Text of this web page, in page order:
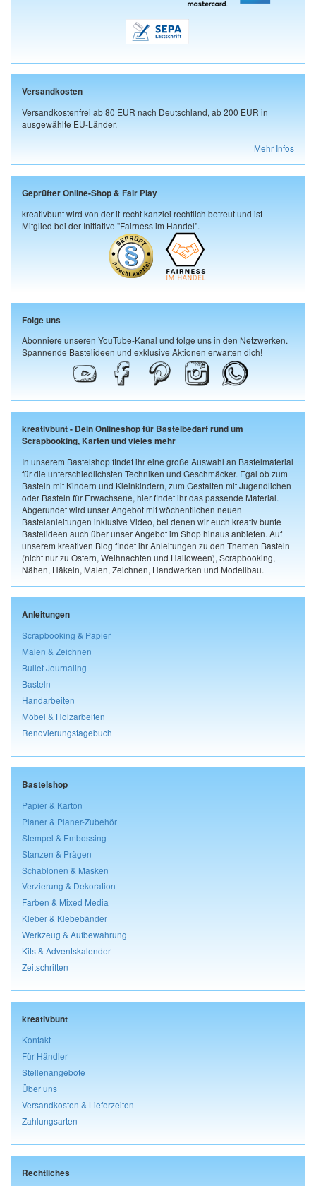
Versandkosten
Versandkostenfrei ab 80 EUR nach Deutschland, ab 200 EUR in
ausgewählte EU-Länder.
Mehr Infos
Geprüfter Online-Shop & Fair Play
kreativbunt wird von der it-recht kanzlei rechtlich betreut und ist
Mitglied bei der Initiative "Fairness im Handel".
Folge uns
Abonniere unseren YouTube-Kanal und folge uns in den Netzwerken.
Spannende Bastelideen und exklusive Aktionen erwarten dich!
kreativbunt - Dein Onlineshop für Bastelbedarf rund um
Scrapbooking, Karten und vieles mehr
In unserem Bastelshop findet ihr eine große Auswahl an Bastelmaterial
für die unterschiedlichsten Techniken und Geschmäcker. Egal ob zum
Basteln mit Kindern und Kleinkindern, zum Gestalten mit Jugendlichen
oder Basteln für Erwachsene, hier findet ihr das passende Material.
Abgerundet wird unser Angebot mit wöchentlichen neuen
Bastelanleitungen inklusive Video, bei denen wir euch kreativ bunte
Bastelideen auch über unser Angebot im Shop hinaus anbieten. Auf
unserem kreativen Blog findet ihr Anleitungen zu den Themen Basteln
(nicht nur zu Ostern, Weihnachten und Halloween), Scrapbooking,
Nähen, Häkeln, Malen, Zeichnen, Handwerken und Modellbau.
Anleitungen
Scrapbooking & Papier
Malen & Zeichnen
Bullet Journaling
Basteln
Handarbeiten
Möbel & Holzarbeiten
Renovierungstagebuch
Bastelshop
Papier & Karton
Planer & Planer-Zubehör
Stempel & Embossing
Stanzen & Prägen
Schablonen & Masken
Verzierung & Dekoration
Farben & Mixed Media
Kleber & Klebebänder
Werkzeug & Aufbewahrung
Kits & Adventskalender
Zeitschriften
kreativbunt
Kontakt
Für Händler
Stellenangebote
Über uns
Versandkosten & Lieferzeiten
Zahlungsarten
Rechtliches